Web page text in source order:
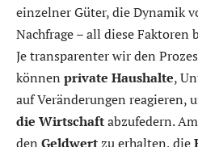
einzelner Güter, die Dynamik
Nachfrage – all diese
Je transparenter wir den
können private Haushalte,
auf Veränderungen reagieren,
die Wirtschaftabzufedern.
den Geldwertzu erhalten, die